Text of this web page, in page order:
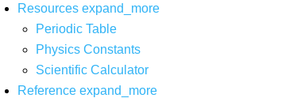
Resources expand_more
Periodic Table
Physics Constants
Scientific Calculator
Reference expand_more